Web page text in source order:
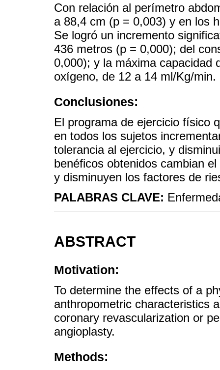
Con relación al perímetro
a 88,4 cm (p = 0,003) y en los
Se logró un incremento
436 metros (p = 0,000); del
0,000); y la máxima capacidad
oxígeno, de 12 a 14 ml/Kg/min.
Conclusiones:
El programa de ejercicio físico
en todos los sujetos
tolerancia al ejercicio, y
benéficos obtenidos cambian
y disminuyen los factores de
PALABRAS CLAVE:
ABSTRACT
Motivation:
To determine the effects of a
anthropometric characteristics
coronary revascularization or
angioplasty.
Methods: